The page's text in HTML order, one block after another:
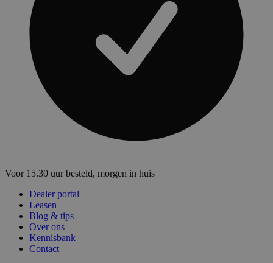
Voor 15.30 uur besteld, morgen in huis
Dealer portal
Leasen
Blog & tips
Over ons
Kennisbank
Contact